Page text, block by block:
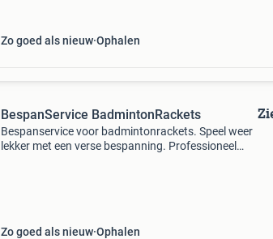
Zo goed als nieuw Ophalen
BespanService BadmintonRackets
Bespanservice voor badmintonrackets. Speel weer
lekker met een verse bespanning. Professioneel
Zo goed als nieuw Ophalen